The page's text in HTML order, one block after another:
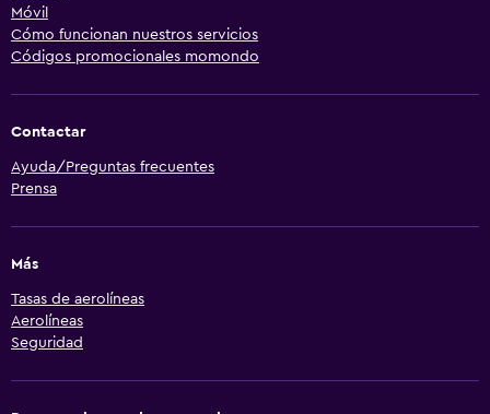
Móvil
Cómo funcionan nuestros servicios
Códigos promocionales momondo
Contactar
Ayuda/Preguntas frecuentes
Prensa
Más
Tasas de aerolíneas
Aerolíneas
Seguridad